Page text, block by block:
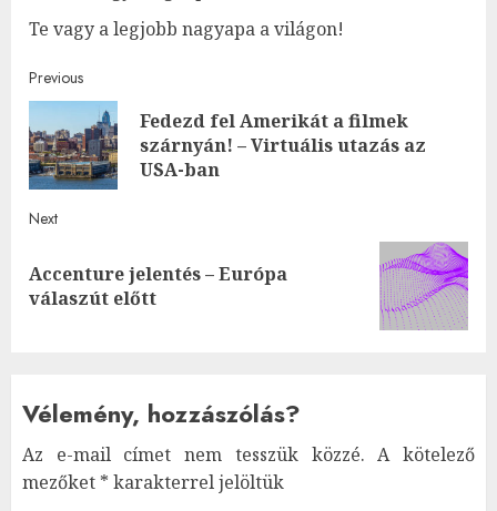
Te vagy a legjobb nagyapa a világon!
Post
navigation
Previous
Fedezd fel Amerikát a filmek
szárnyán! – Virtuális utazás az
USA-ban
Next
Next
post:
Accenture jelentés – Európa
válaszút előtt
Vélemény, hozzászólás?
Az e-mail címet nem tesszük közzé. A kötelező
mezőket * karakterrel jelöltük